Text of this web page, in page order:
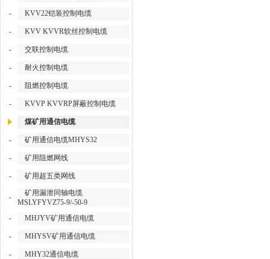
- KVV22铠装控制电缆
- KVV KVVR软丝控制电缆
- 交联控制电缆
- 耐火控制电缆
- 阻燃控制电缆
- KVVP KVVRP屏蔽控制电缆
煤矿用通信电缆
- 矿用通信电缆MHYS32
- 矿用阻燃网线
- 矿用超五类网线
-
矿用漏泄同轴电缆
MSLYFYVZ75-9/-50-9
-
MHJYV矿用通信电缆
- MHYSV矿用通信电缆
- MHY32通信电缆